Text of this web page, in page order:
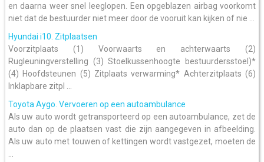
en daarna weer snel leeglopen. Een opgeblazen airbag voorkomt
niet dat de bestuurder niet meer door de vooruit kan kijken of nie ...
Hyundai i10. Zitplaatsen
Voorzitplaats (1) Voorwaarts en achterwaarts (2)
Rugleuningverstelling (3) Stoelkussenhoogte bestuurdersstoel)*
(4) Hoofdsteunen (5) Zitplaats verwarming* Achterzitplaats (6)
Inklapbare zitpl ...
Toyota Aygo. Vervoeren op een autoambulance
Als uw auto wordt getransporteerd op een autoambulance, zet de
auto dan op de plaatsen vast die zijn aangegeven in afbeelding.
Als uw auto met touwen of kettingen wordt vastgezet, moeten de